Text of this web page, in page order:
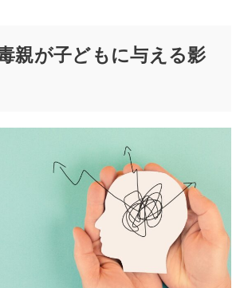
親が子どもに与える影